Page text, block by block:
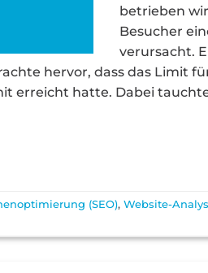
betrieben
Besucher
verursacht.
hervor, dass das Limit
erreicht hatte. Dabei
(SEO),Website-